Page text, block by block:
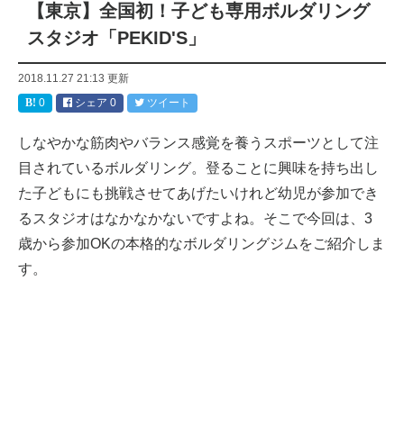
【東京】全国初！子ども専用ボルダリング
スタジオ「PEKID'S」
2018.11.27 21:13 更新
0
シェア 0 ツイート
しなやかな筋肉やバランス感覚を養うスポーツとして注
目されているボルダリング。登ることに興味を持ち出し
た子どもにも挑戦させてあげたいけれど幼児が参加でき
るスタジオはなかなかないですよね。そこで今回は、3
歳から参加OKの本格的なボルダリングジムをご紹介しま
す。